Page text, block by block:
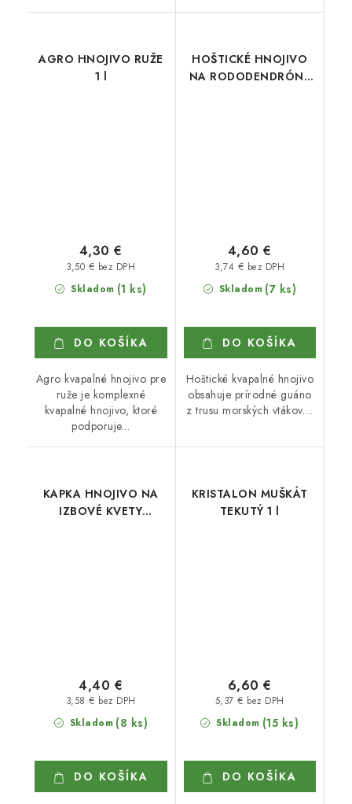
AGRO HNOJIVO RUŽE
1 l
Skladom (1 ks)
3,50 € bez DPH
4,30 €
DO KOŠÍKA
Agro kvapalné hnojivo pre
ruže je komplexné
kvapalné hnojivo, ktoré
podporuje...
HOŠTICKÉ HNOJIVO
NA RODODENDRÓNY
Skladom (7 ks)
3,74 € bez DPH
4,60 €
DO KOŠÍKA
Hoštické kvapalné hnojivo
obsahuje prírodné guáno
z trusu morských vtákov....
KAPKA HNOJIVO NA
IZBOVÉ KVETY
Skladom (8 ks)
3,58 € bez DPH
4,40 €
DO KOŠÍKA
KRISTALON MUŠKÁT
TEKUTÝ 1 l
Skladom (15 ks)
5,37 € bez DPH
6,60 €
DO KOŠÍKA